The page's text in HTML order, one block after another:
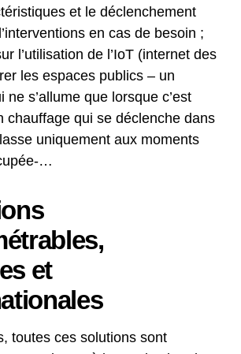
et le déclenchement
en cas de besoin ;
l’utilisation de l’IoT (internet des
les espaces publics – un
ne s’allume que lorsque c’est
chauffage qui se déclenche dans
uniquement aux moments
…
et
toutes ces solutions sont